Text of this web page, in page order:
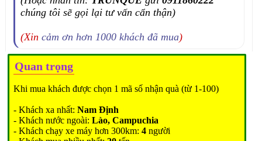
chúng tôi sẽ gọi lại tư vấn cẩn thận)
(Xincảm ơn hơn 1000 khách đã mua)
Quan trọng
Khi mua khách được chọn 1 mã số nhận quà (từ 1-100)
- Khách xa nhất:Nam Định
- Khách nước ngoài:Lào, Campuchia
- Khách chạy xe máy hơn 300km:4 người